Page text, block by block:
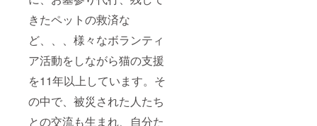
きたペットの救済な
ど、、、様々なボランティ
ア活動をしながら猫の支援
を11年以上しています。そ
の中で、被災された人たち
との交流も生まれ、自分た